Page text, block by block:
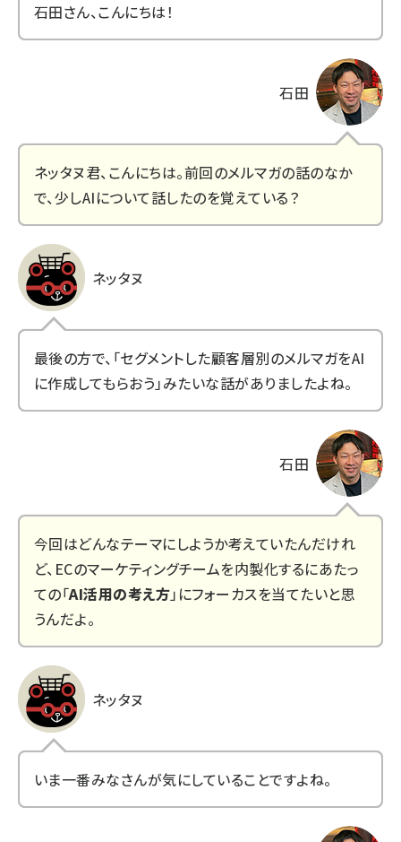
石田さん、こんにちは！
石田
ネッタヌ君、こんにちは。前回のメルマガの話のなか
で、少しAIについて話したのを覚えている？
ネッタヌ
最後の方で、「セグメントした顧客層別のメルマガをAI
に作成してもらおう」みたいな話がありましたよね。
石田
今回はどんなテーマにしようか考えていたんだけれ
ど、ECのマーケティングチームを内製化するにあたっ
ての「AI活用の考え方」にフォーカスを当てたいと思
うんだよ。
ネッタヌ
いま一番みなさんが気にしていることですよね。